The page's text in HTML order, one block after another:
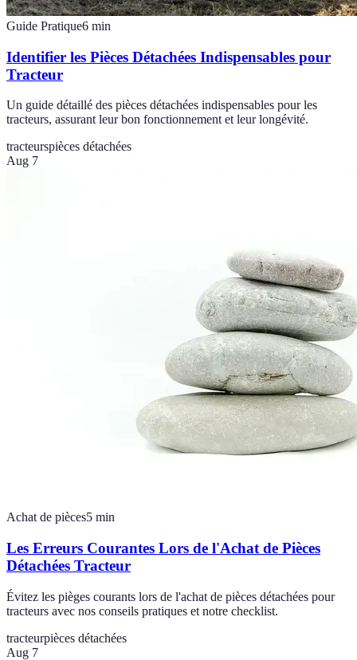
Guide Pratique6 min
Identifier les Pièces Détachées Indispensables pour
Tracteur
Un guide détaillé des pièces détachées indispensables pour les
tracteurs, assurant leur bon fonctionnement et leur longévité.
tracteurspièces détachées
Aug 7
Achat de pièces5 min
Les Erreurs Courantes Lors de l'Achat de Pièces
Détachées Tracteur
Évitez les pièges courants lors de l'achat de pièces détachées pour
tracteurs avec nos conseils pratiques et notre checklist.
tracteurpièces détachées
Aug 7